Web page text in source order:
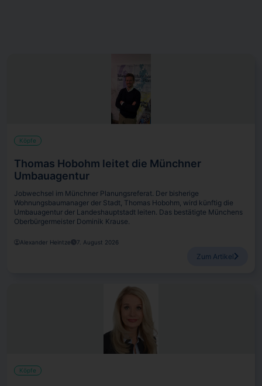
Köpfe
Thomas Hobohm leitet die Münchner
Umbauagentur
Jobwechsel im Münchner Planungsreferat. Der bisherige
Wohnungsbaumanager der Stadt, Thomas Hobohm, wird künftig die
Umbauagentur der Landeshauptstadt leiten. Das bestätigte Münchens
Oberbürgermeister Dominik Krause.
Alexander Heintze 7. August 2026
Zum Artikel
Köpfe